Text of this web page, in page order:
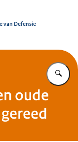
van Defensie
oude